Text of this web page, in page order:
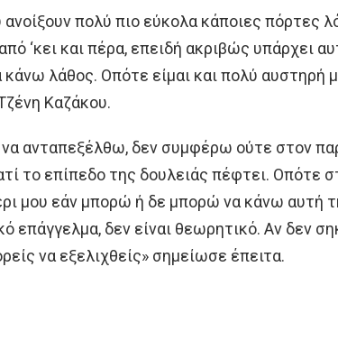
ανοίξουν πολύ πιο εύκολα κάποιες πόρτες
‘κει και πέρα, επειδή ακριβώς υπάρχει
λάθος. Οπότε είμαι και πολύ αυστηρή
Καζάκου.
ανταπεξέλθω, δεν συμφέρω ούτε στον
το επίπεδο της δουλειάς πέφτει. Οπότε
μου εάν μπορώ ή δε μπορώ να κάνω αυτή
επάγγελμα, δεν είναι θεωρητικό. Αν δεν
να εξελιχθείς» σημείωσε έπειτα.